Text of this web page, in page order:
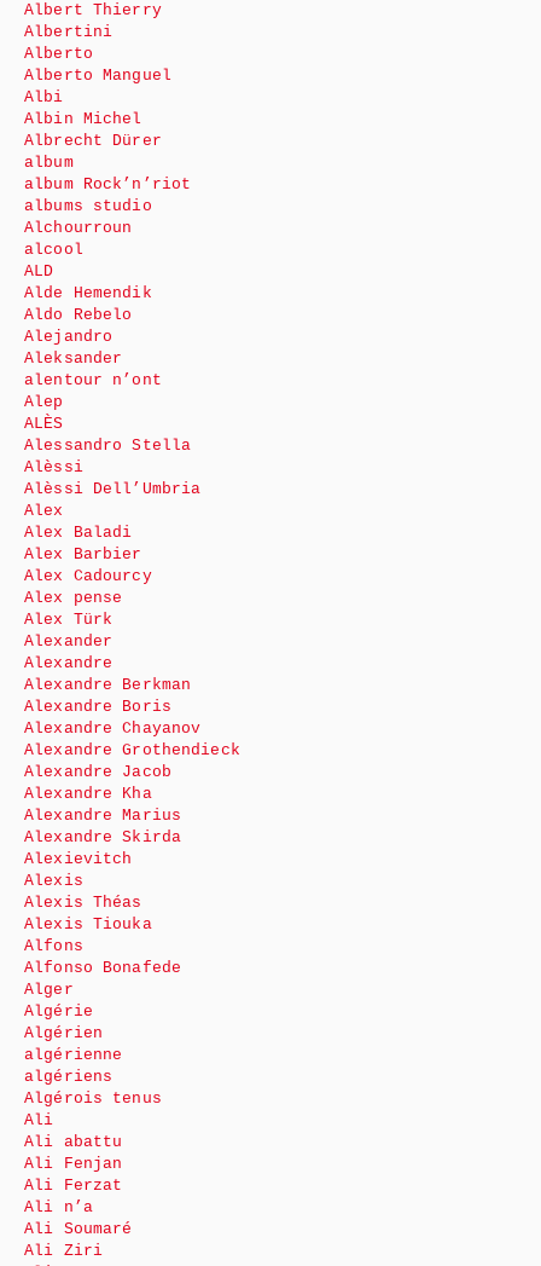
Albert Thierry
Albertini
Alberto
Alberto Manguel
Albi
Albin Michel
Albrecht Dürer
album
album Rock’n’riot
albums studio
Alchourroun
alcool
ALD
Alde Hemendik
Aldo Rebelo
Alejandro
Aleksander
alentour n’ont
Alep
ALÈS
Alessandro Stella
Alèssi
Alèssi Dell’Umbria
Alex
Alex Baladi
Alex Barbier
Alex Cadourcy
Alex pense
Alex Türk
Alexander
Alexandre
Alexandre Berkman
Alexandre Boris
Alexandre Chayanov
Alexandre Grothendieck
Alexandre Jacob
Alexandre Kha
Alexandre Marius
Alexandre Skirda
Alexievitch
Alexis
Alexis Théas
Alexis Tiouka
Alfons
Alfonso Bonafede
Alger
Algérie
Algérien
algérienne
algériens
Algérois tenus
Ali
Ali abattu
Ali Fenjan
Ali Ferzat
Ali n’a
Ali Soumaré
Ali Ziri